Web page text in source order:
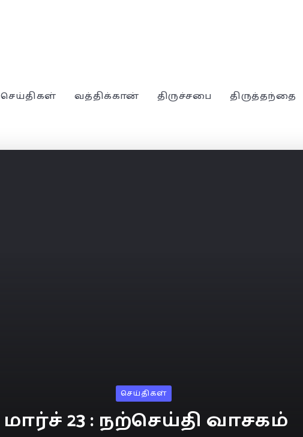
செய்திகள் வத்திக்கான் திருச்சபை திருத்தந்தை
செய்திகள்
மார்ச் 23 : நற்செய்தி வாசகம்